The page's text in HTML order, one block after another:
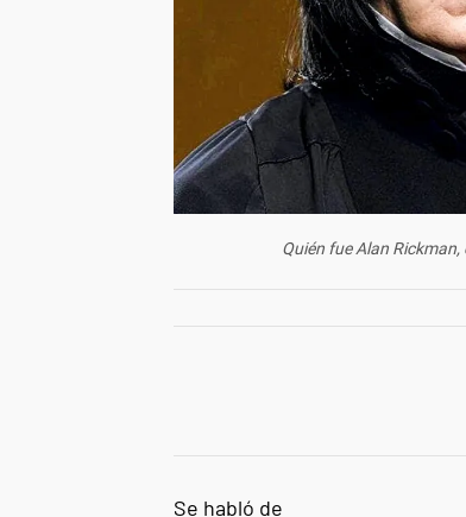
Quién fue Alan
Se habló de